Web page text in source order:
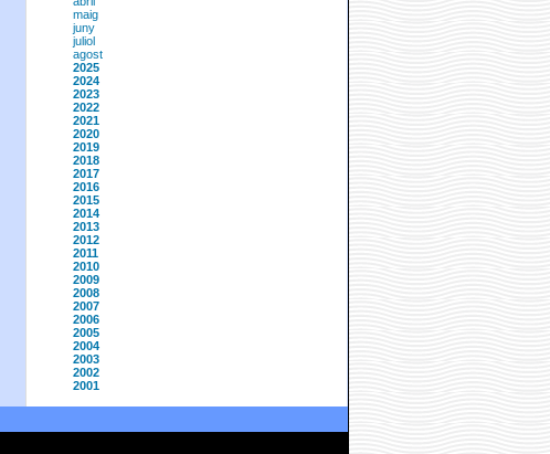
maig
juny
juliol
agost
2025
2024
2023
2022
2021
2020
2019
2018
2017
2016
2015
2014
2013
2012
2011
2010
2009
2008
2007
2006
2005
2004
2003
2002
2001